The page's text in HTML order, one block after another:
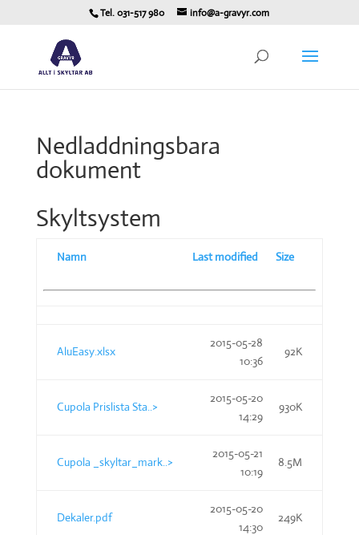
Tel. 031-517 980 info@a-gravyr.com
Nedladdningsbara
dokument
Skyltsystem
Namn Last modified Size
AluEasy.xlsx
2015-05-28
10:36
92K
Cupola Prislista Sta..>
2015-05-20
14:29
930K
Cupola _skyltar_mark..>
2015-05-21
10:19
8.5M
Dekaler.pdf
2015-05-20
14:30
249K